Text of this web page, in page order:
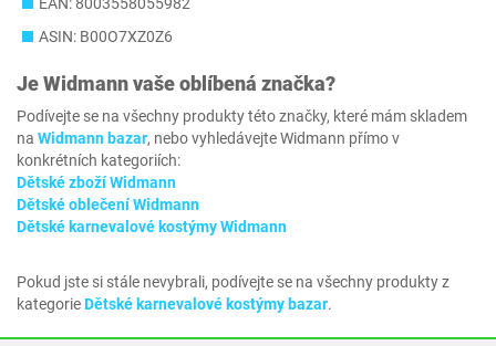
EAN: 8003558055982
ASIN: B00O7XZ0Z6
JeWidmannvaše oblíbená značka?
Podívejte se na všechny produkty této značky, které mám skladem
na Widmann bazar, nebo vyhledávejte Widmann přímo v
konkrétních kategoriích:
Dětské zboží Widmann
Dětské oblečení Widmann
Dětské karnevalové kostýmy Widmann
Pokud jste si stále nevybrali, podívejte se na všechny produkty z
kategorieDětské karnevalové kostýmy bazar.